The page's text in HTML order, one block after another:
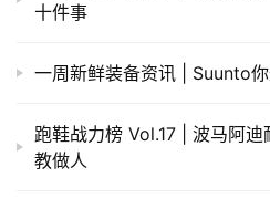
十件事
一周新鲜装备资讯 | Suunto
跑鞋战力榜 Vol.17 | 波马阿
教做人